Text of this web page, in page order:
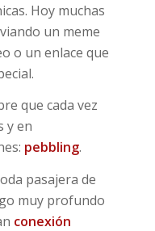
Hoy muchas
un meme
o un enlace que
que cada vez
y en
pebbling.
pasajera de
muy profundo
conexión